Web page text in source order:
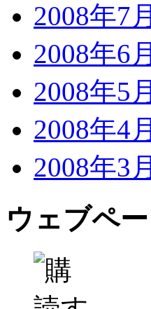
2008年7
2008年6
2008年5
2008年4
2008年3
ウェブペ